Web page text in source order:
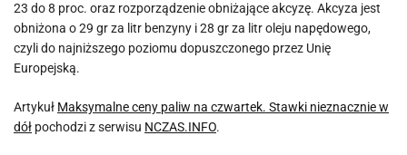
23 do 8 proc. oraz rozporządzenie obniżające akcyzę. Akcyza jest
obniżona o 29 gr za litr benzyny i 28 gr za litr oleju napędowego,
czyli do najniższego poziomu dopuszczonego przez Unię
Europejską.
Artykuł Maksymalne ceny paliw na czwartek. Stawki nieznacznie w
dół pochodzi z serwisu NCZAS.INFO.